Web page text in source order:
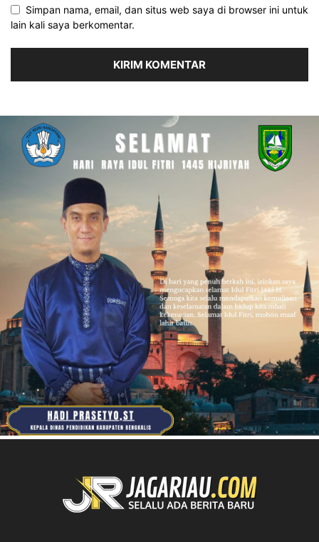
Simpan nama, email, dan situs web saya di browser ini untuk
lain kali saya berkomentar.